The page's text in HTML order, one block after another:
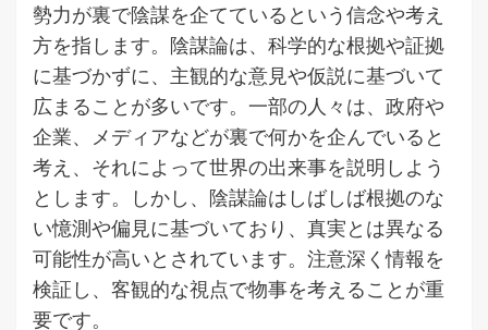
勢力が裏で陰謀を企てているという信念や考え
方を指します。陰謀論は、科学的な根拠や証拠
に基づかずに、主観的な意見や仮説に基づいて
広まることが多いです。一部の人々は、政府や
企業、メディアなどが裏で何かを企んでいると
考え、それによって世界の出来事を説明しよう
とします。しかし、陰謀論はしばしば根拠のな
い憶測や偏見に基づいており、真実とは異なる
可能性が高いとされています。注意深く情報を
検証し、客観的な視点で物事を考えることが重
要です。